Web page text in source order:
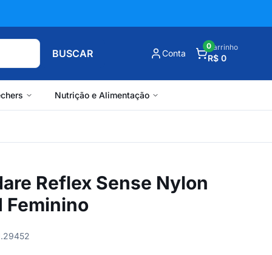
BUSCAR Conta
Carrinho
R$ 0
0
Nutrição e Alimentação
Reflex Sense Nylon
Feminino